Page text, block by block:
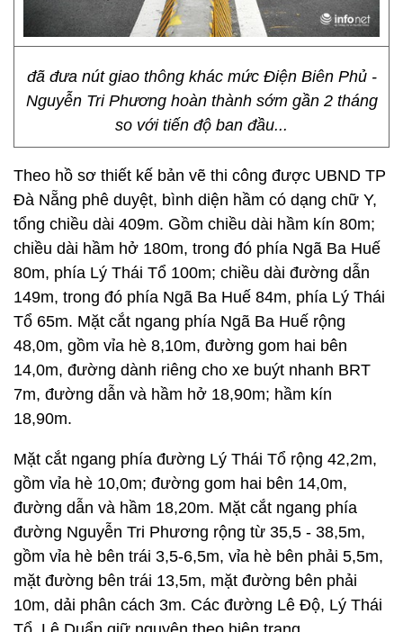
đã đưa nút giao thông khác mức Điện Biên Phủ -
Nguyễn Tri Phương hoàn thành sớm gần 2 tháng
so với tiến độ ban đầu...
Theo hồ sơ thiết kế bản vẽ thi công được UBND TP
Đà Nẵng phê duyệt, bình diện hầm có dạng chữ Y,
tổng chiều dài 409m. Gồm chiều dài hầm kín 80m;
chiều dài hầm hở 180m, trong đó phía Ngã Ba Huế
80m, phía Lý Thái Tổ 100m; chiều dài đường dẫn
149m, trong đó phía Ngã Ba Huế 84m, phía Lý Thái
Tổ 65m. Mặt cắt ngang phía Ngã Ba Huế rộng
48,0m, gồm vỉa hè 8,10m, đường gom hai bên
14,0m, đường dành riêng cho xe buýt nhanh BRT
7m, đường dẫn và hầm hở 18,90m; hầm kín
18,90m.
Mặt cắt ngang phía đường Lý Thái Tổ rộng 42,2m,
gồm vỉa hè 10,0m; đường gom hai bên 14,0m,
đường dẫn và hầm 18,20m. Mặt cắt ngang phía
đường Nguyễn Tri Phương rộng từ 35,5 - 38,5m,
gồm vỉa hè bên trái 3,5-6,5m, vỉa hè bên phải 5,5m,
mặt đường bên trái 13,5m, mặt đường bên phải
10m, dải phân cách 3m. Các đường Lê Độ, Lý Thái